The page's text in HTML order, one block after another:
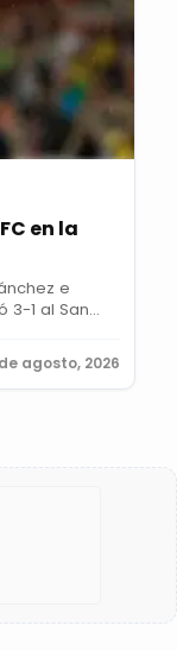
en la
e
1 al San...
agosto, 2026